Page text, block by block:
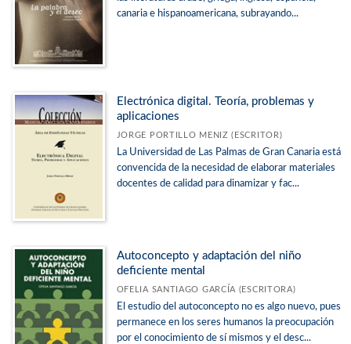
canaria e hispanoamericana, subrayando...
Electrónica digital. Teoría, problemas y
aplicaciones
JORGE PORTILLO MENIZ (ESCRITOR)
La Universidad de Las Palmas de Gran Canaria está
convencida de la necesidad de elaborar materiales
docentes de calidad para dinamizar y fac...
Autoconcepto y adaptación del niño
deficiente mental
OFELIA SANTIAGO GARCÍA (ESCRITORA)
El estudio del autoconcepto no es algo nuevo, pues
permanece en los seres humanos la preocupación
por el conocimiento de sí mismos y el desc...